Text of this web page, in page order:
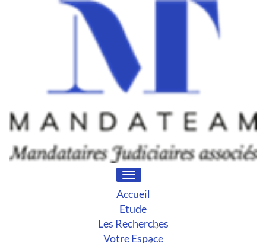
Toggle
navigation
Accueil
Etude
Les Recherches
Votre Espace